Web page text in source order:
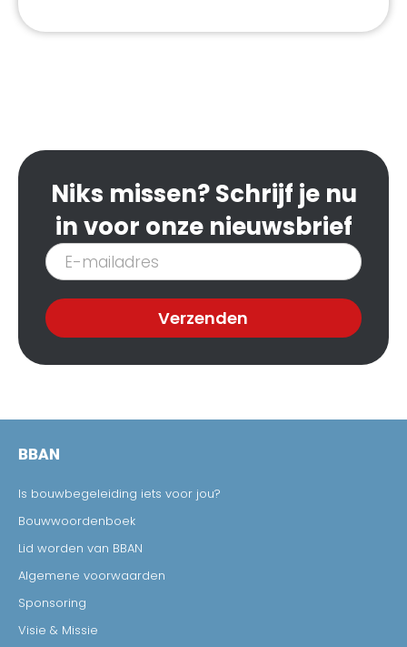
Niks missen? Schrijf je nu
in voor onze nieuwsbrief
Inschrijven
nieuwsbrief
Verzenden
BBAN
Is bouwbegeleiding iets voor jou?
Bouwwoordenboek
Lid worden van BBAN
Algemene voorwaarden
Sponsoring
Visie & Missie